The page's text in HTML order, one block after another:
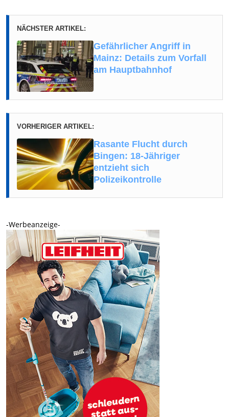
NÄCHSTER ARTIKEL:
Gefährlicher Angriff in
Mainz: Details zum Vorfall
am Hauptbahnhof
VORHERIGER ARTIKEL:
Rasante Flucht durch
Bingen: 18-Jähriger
entzieht sich
Polizeikontrolle
-Werbeanzeige-